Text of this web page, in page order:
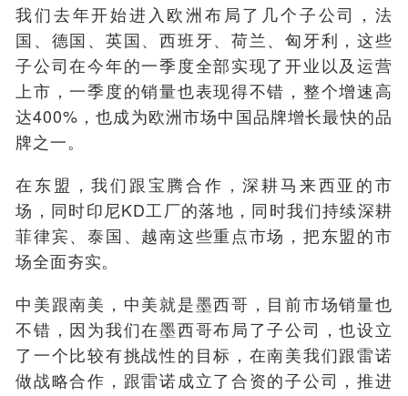
我们去年开始进入欧洲布局了几个子公司，法
国、德国、英国、西班牙、荷兰、匈牙利，这些
子公司在今年的一季度全部实现了开业以及运营
上市，一季度的销量也表现得不错，整个增速高
达400%，也成为欧洲市场中国品牌增长最快的品
牌之一。
在东盟，我们跟宝腾合作，深耕马来西亚的市
场，同时印尼KD工厂的落地，同时我们持续深耕
菲律宾、泰国、越南这些重点市场，把东盟的市
场全面夯实。
中美跟南美，中美就是墨西哥，目前市场销量也
不错，因为我们在墨西哥布局了子公司，也设立
了一个比较有挑战性的目标，在南美我们跟雷诺
做战略合作，跟雷诺成立了合资的子公司，推进